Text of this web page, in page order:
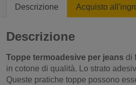
Descrizione Acquisto
Descrizione
Toppe termoadesive per jeans di
in cotone di qualità. Lo strato
Queste pratiche toppe possono